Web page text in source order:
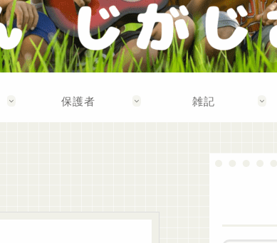
保護者 雑記